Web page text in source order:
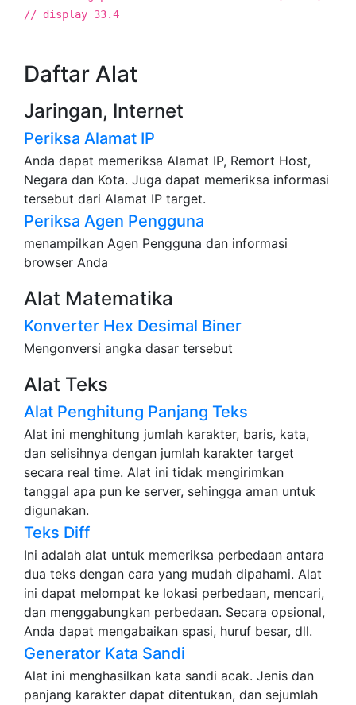
// display 33.4
Daftar Alat
Jaringan, Internet
Periksa Alamat IP
Anda dapat memeriksa Alamat IP, Remort Host,
Negara dan Kota. Juga dapat memeriksa informasi
tersebut dari Alamat IP target.
Periksa Agen Pengguna
menampilkan Agen Pengguna dan informasi
browser Anda
Alat Matematika
Konverter Hex Desimal Biner
Mengonversi angka dasar tersebut
Alat Teks
Alat Penghitung Panjang Teks
Alat ini menghitung jumlah karakter, baris, kata,
dan selisihnya dengan jumlah karakter target
secara real time. Alat ini tidak mengirimkan
tanggal apa pun ke server, sehingga aman untuk
digunakan.
Teks Diff
Ini adalah alat untuk memeriksa perbedaan antara
dua teks dengan cara yang mudah dipahami. Alat
ini dapat melompat ke lokasi perbedaan, mencari,
dan menggabungkan perbedaan. Secara opsional,
Anda dapat mengabaikan spasi, huruf besar, dll.
Generator Kata Sandi
Alat ini menghasilkan kata sandi acak. Jenis dan
panjang karakter dapat ditentukan, dan sejumlah